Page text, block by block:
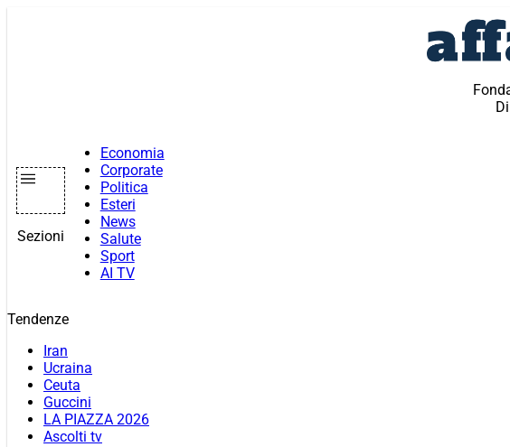
Sezioni
Economia
Corporate
Politica
Esteri
News
Salute
Sport
AI TV
Tendenze
Iran
Ucraina
Ceuta
Guccini
LA PIAZZA 2026
Ascolti tv